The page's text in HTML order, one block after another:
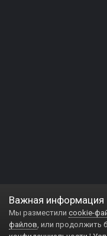
Важная информация
Мы разместили cookie-
файлов, или продолжить